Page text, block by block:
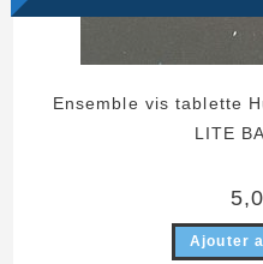
Ensemble vis tablette
LITE
Ajouter